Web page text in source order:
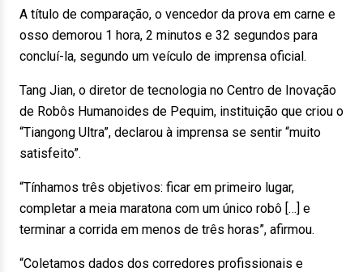
A título de comparação, o vencedor da prova em carne e
osso demorou 1 hora, 2 minutos e 32 segundos para
concluí-la, segundo um veículo de imprensa oficial.
Tang Jian, o diretor de tecnologia no Centro de Inovação
de Robôs Humanoides de Pequim, instituição que criou o
“Tiangong Ultra”, declarou à imprensa se sentir “muito
satisfeito”.
“Tínhamos três objetivos: ficar em primeiro lugar,
completar a meia maratona com um único robô […] e
terminar a corrida em menos de três horas”, afirmou.
“Coletamos dados dos corredores profissionais e